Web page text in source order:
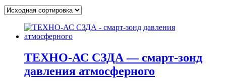
ТЕХНО-АС СЗДА — смарт-зонд
давления атмосферного